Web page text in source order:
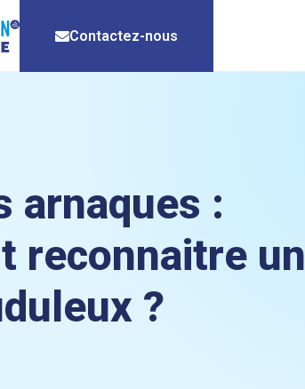
Contactez-nous
arnaques :
reconnaitre un
?